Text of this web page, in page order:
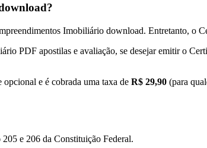
Imobiliário download. Entretanto, o
PDF apostilas e avaliação, se desejar emitir o
e é cobrada uma taxa de R$ 29,90 (para
e 206 da Constituição Federal.